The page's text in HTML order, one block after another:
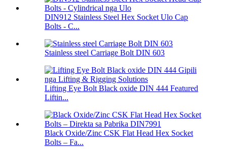
DIN912 Stainless Steel Hex Socket Ulo Cap
Bolts - C...
Stainless steel Carriage Bolt DIN 603
Lifting Eye Bolt Black oxide DIN 444 Featured
Liftin...
Black Oxide/Zinc CSK Flat Head Hex Socket
Bolts – Fa...